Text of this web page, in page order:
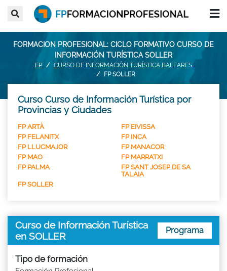
FORMACION PROFESIONAL: CICLO FORMATIVO CURSO DE
INFORMACIÓN TURÍSTICA SOLLER
FP
CURSO DE INFORMACIÓN TURÍSTICA BALEARES
FP SOLLER
Curso Curso de Información Turística por
Provincias y Ciudades
FP ARTÀ
FP EIVISSA
FP FELANITX
FP INCA
FP LLUCMAJOR
FP MANACOR
FP MAO
FP MARRATXI
FP PALMA
FP SANT JOSEP DE SA
TALAIA
FP SOLLER
Curso de Información Turística
en SOLLER
Programa
Tipo de formación